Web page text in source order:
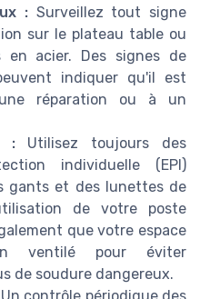
: Surveillez tout signe
sur le plateau table ou
en acier. Des signes de
indiquer qu'il est
réparation ou à un
:Utilisez toujours des
individuelle (EPI)
gants et des lunettes de
de votre poste
que votre espace
ventilé pour éviter
de soudure dangereux.